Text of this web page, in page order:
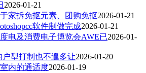
2026-01-21
家拆免抠元素、团购免抠2026-01-21
软件制做完成2026-01-21
电及消费电子博览会AWE已2026-01-
户型打制也不遑多让2026-01-20
内的通适度2026-01-19